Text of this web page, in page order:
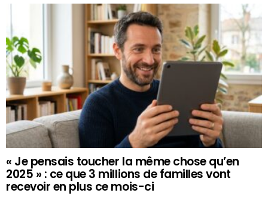
« Je pensais toucher la même chose qu’en
2025 » : ce que 3 millions de familles vont
recevoir en plus ce mois-ci